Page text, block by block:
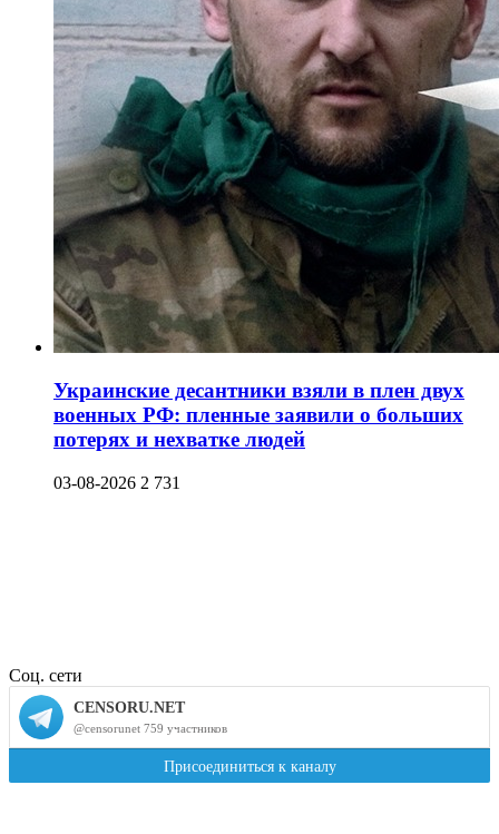
Украинские десантники взяли в плен двух
военных РФ: пленные заявили о больших
потерях и нехватке людей
03-08-2026 2 731
Соц. сети